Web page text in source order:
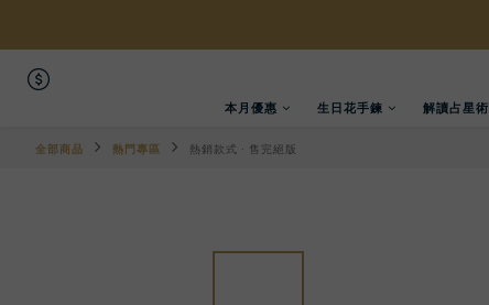
本月優惠
生日花手鍊 解讀占星術
全部商品 熱門專區 熱銷款式 · 售完絕版